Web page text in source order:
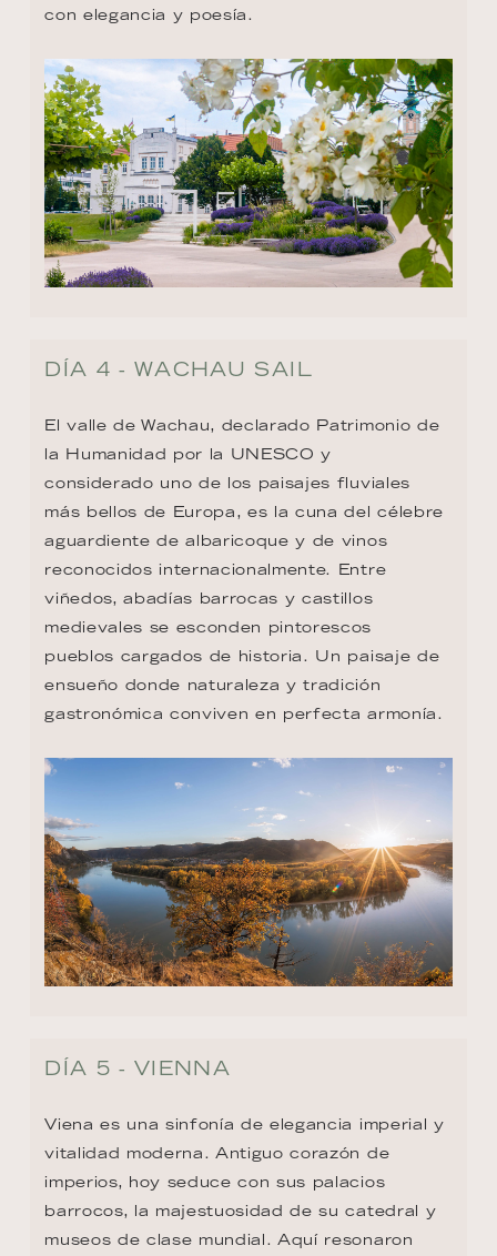
con elegancia y poesía.
DÍA 4 - WACHAU SAIL
El valle de Wachau, declarado Patrimonio de
la Humanidad por la UNESCO y
considerado uno de los paisajes fluviales
más bellos de Europa, es la cuna del célebre
aguardiente de albaricoque y de vinos
reconocidos internacionalmente. Entre
viñedos, abadías barrocas y castillos
medievales se esconden pintorescos
pueblos cargados de historia. Un paisaje de
ensueño donde naturaleza y tradición
gastronómica conviven en perfecta armonía.
DÍA 5 - VIENNA
Viena es una sinfonía de elegancia imperial y
vitalidad moderna. Antiguo corazón de
imperios, hoy seduce con sus palacios
barrocos, la majestuosidad de su catedral y
museos de clase mundial. Aquí resonaron